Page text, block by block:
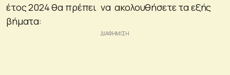
έτος 2024 θα πρέπει να ακολουθήσετε τα εξής
βήματα: